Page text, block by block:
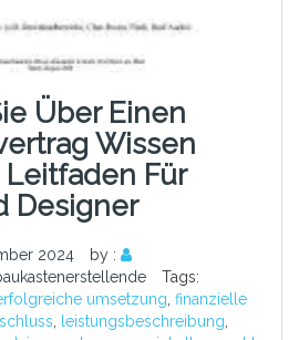
Über Einen
Wissen
Leitfaden Für
Designer
2024
by :
Tags:
umsetzung, finanzielle
, leistungsbeschreibung,